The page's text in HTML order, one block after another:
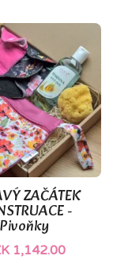
ZAČÁTEK
-
Pivoňky
1,142.00